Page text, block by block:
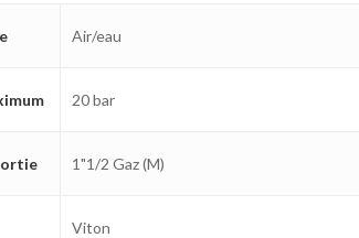
Air/eau
20 bar
1"1/2 Gaz (M)
Viton